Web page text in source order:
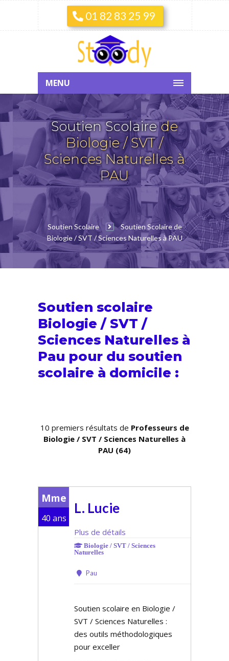
01 82 83 25 99
MENU
Soutien Scolairede
Biologie / SVT /
Sciences Naturelles à
PAU
Soutien Scolaire
Soutien Scolaire de
Biologie / SVT / Sciences Naturelles à PAU
Soutien scolaire
Biologie / SVT /
Sciences Naturelles à
Pau pour du soutien
scolaire à domicile :
10 premiers résultats de Professeurs de
Biologie / SVT / Sciences Naturelles à
PAU (64)
Mme
40 ans
L. Lucie
Plus de détails
Biologie / SVT / Sciences
Naturelles
Pau
Soutien scolaire en Biologie /
SVT / Sciences Naturelles :
des outils méthodologiques
pour exceller